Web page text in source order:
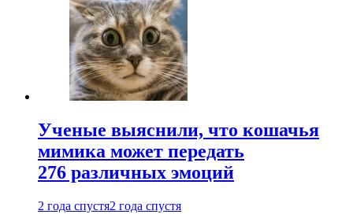
Ученые выяснили, что кошачья
мимика может передать
276 различных эмоций
2 года спустя2 года спустя